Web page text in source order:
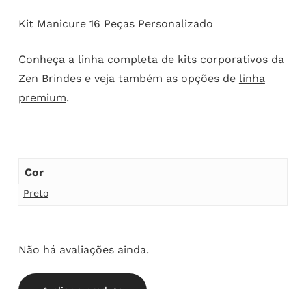
Kit Manicure 16 Peças Personalizado
Conheça a linha completa de kits corporativosda
Zen Brindes e veja também as opções de linha
premium.
Cor
Preto
Não há avaliações ainda.